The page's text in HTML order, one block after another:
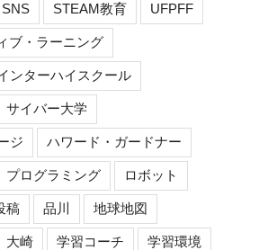
SNS STEAM教育 UFPFF
ブ・ラーニング
ンターハイスクール
サイバー大学
ジ ハワード・ガードナー
プログラミング ロボット
稿 品川 地球地図
大崎 学習コーチ 学習環境